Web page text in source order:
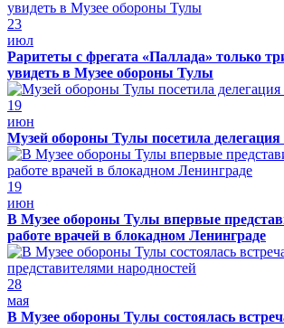
23
июл
Раритеты с фрегата «Паллада» только
увидеть в Музее обороны Тулы
19
июн
Музей обороны Тулы посетила делегация
19
июн
В Музее обороны Тулы впервые
работе врачей в блокадном Ленинграде
28
мая
В Музее обороны Тулы состоялась